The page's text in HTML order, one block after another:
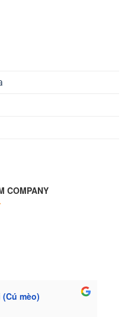
COMPANY
mèo)